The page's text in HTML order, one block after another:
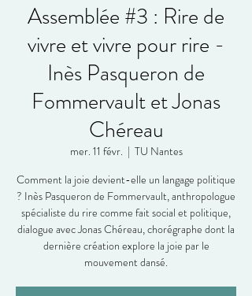
Assemblée #3 : Rire de
vivre et vivre pour rire -
Inès Pasqueron de
Fommervault et Jonas
Chéreau
mer. 11 févr.
  |
TU Nantes
Comment la joie devient-elle un langage politique
? Inès Pasqueron de Fommervault, anthropologue
spécialiste du rire comme fait social et politique,
dialogue avec Jonas Chéreau, chorégraphe dont la
dernière création explore la joie par le
mouvement dansé.